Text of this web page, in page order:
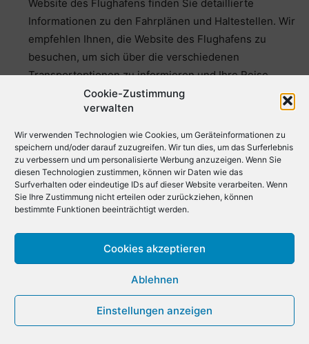
Cookie-Zustimmung
verwalten
Wir verwenden Technologien wie Cookies, um Geräteinformationen zu
speichern und/oder darauf zuzugreifen. Wir tun dies, um das Surferlebnis
zu verbessern und um personalisierte Werbung anzuzeigen. Wenn Sie
diesen Technologien zustimmen, können wir Daten wie das
Surfverhalten oder eindeutige IDs auf dieser Website verarbeiten. Wenn
Sie Ihre Zustimmung nicht erteilen oder zurückziehen, können
bestimmte Funktionen beeinträchtigt werden.
Cookies akzeptieren
Ablehnen
Einstellungen anzeigen
Website des Flughafens finden Sie detaillierte
Informationen zu den Fahrplänen und Haltestellen. Wir
empfehlen Ihnen, die Website des Flughafens zu
besuchen, um sich über die verschiedenen
Transportoptionen zu informieren und Ihre Reise
entsprechend zu planen.
zum und vom Airport Hobart an. Wenn Sie in einem
Hotel übernachten, sollten Sie sich vorher
erkundigen, ob ein Shuttle-Service verfügbar ist und
wie Sie ihn buchen können.
Private Shuttle-Services: Die Reise zum und vom
Airport Hobart sollte ebenso reibungslos sein wie Ihr
Aufenthalt. Dank zuverlässiger privater Shuttle-
Services wie Kiwitaxi, GetTransfer, 12Go und
HolidayTaxis können Sie sich darauf verlassen,
pünktlich und in Komfort zu Ihrem Ziel zu gelangen.
Ob Sie einen eleganten Einzelservice oder einen